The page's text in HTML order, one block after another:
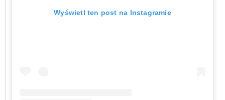
Wyświetl ten post na Instagramie